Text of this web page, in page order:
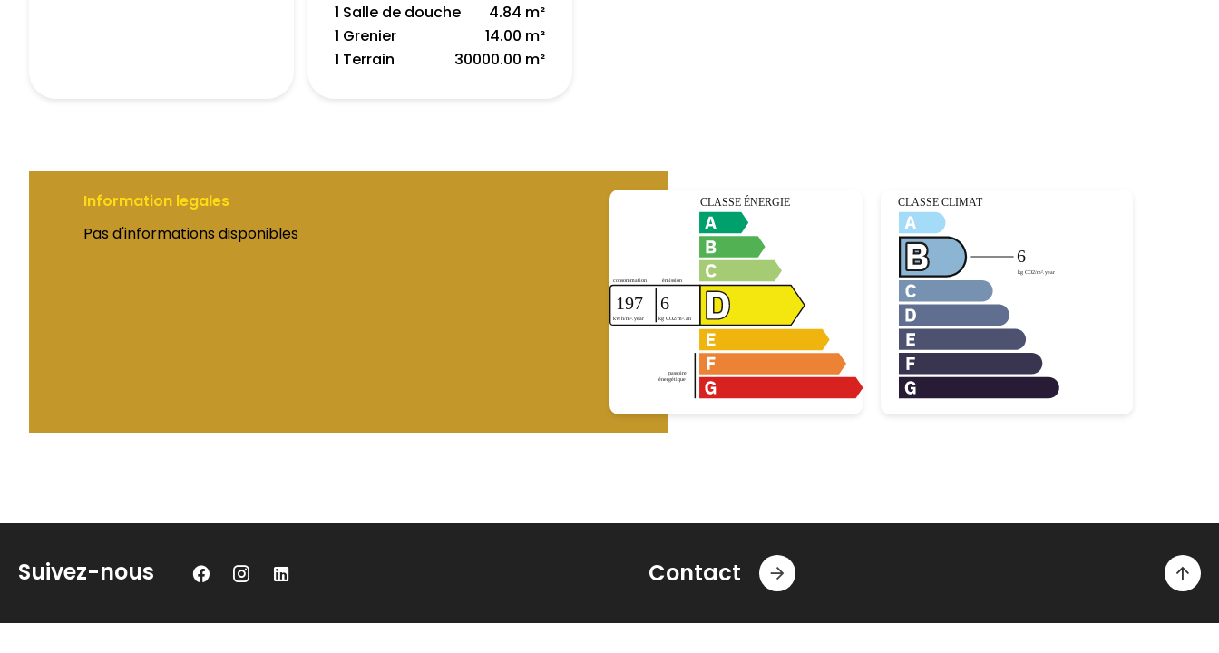
1 Salle de douche
4.84 m²
1 Grenier
14.00 m²
1 Terrain
30000.00 m²
Information legales
Pas d'informations disponibles
Suivez-nous Contact